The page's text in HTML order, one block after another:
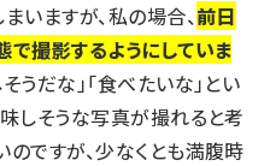
いますが、私の場合、前日
で撮影するようにしていま
うだな」「食べたいな」とい
しそうな写真が撮れると考
ですが、少なくとも満腹時